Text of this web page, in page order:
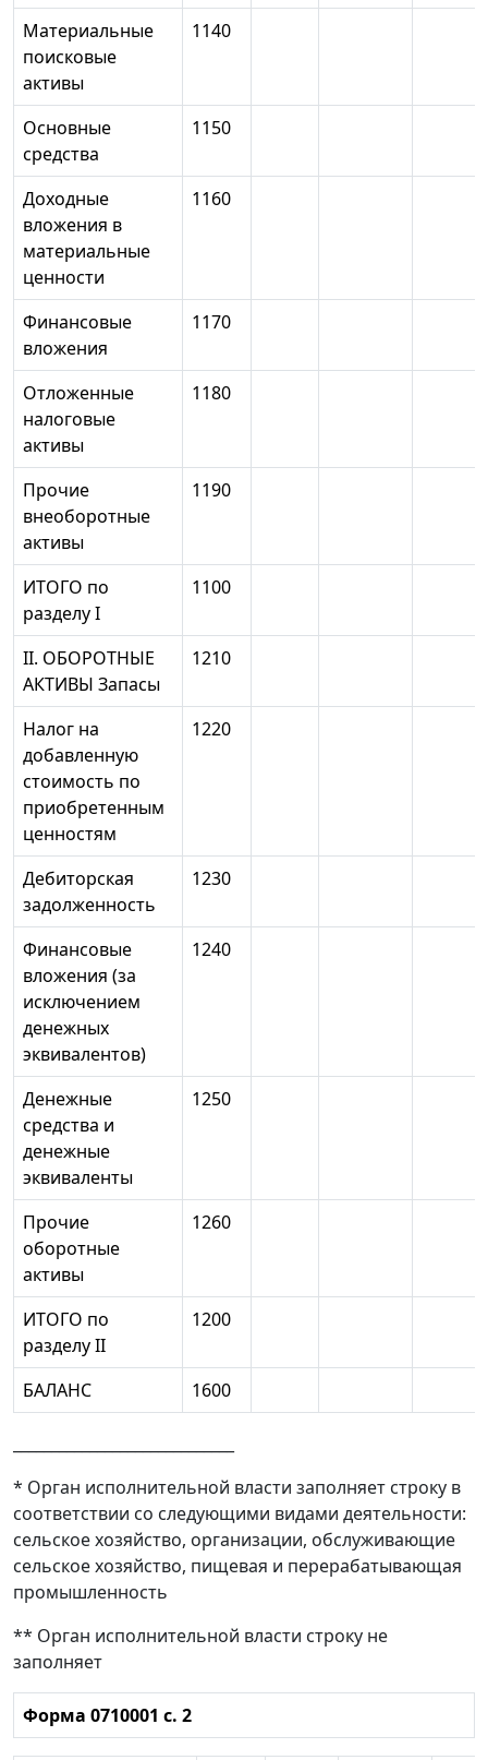
Материальные
поисковые
активы
1140
Основные
средства
1150
Доходные
вложения в
материальные
ценности
1160
Финансовые
вложения
1170
Отложенные
налоговые
активы
1180
Прочие
внеоборотные
активы
1190
ИТОГО по
разделу I
1100
II. ОБОРОТНЫЕ
АКТИВЫ Запасы
1210
Налог на
добавленную
стоимость по
приобретенным
ценностям
1220
Дебиторская
задолженность
1230
Финансовые
вложения (за
исключением
денежных
эквивалентов)
1240
Денежные
средства и
денежные
эквиваленты
1250
Прочие
оборотные
активы
1260
ИТОГО по
разделу II
1200
БАЛАНС 1600
* Орган исполнительной власти заполняет строку в
соответствии со следующими видами деятельности:
сельское хозяйство, организации, обслуживающие
сельское хозяйство, пищевая и перерабатывающая
промышленность
** Орган исполнительной власти строку не
заполняет
Форма 0710001 с. 2